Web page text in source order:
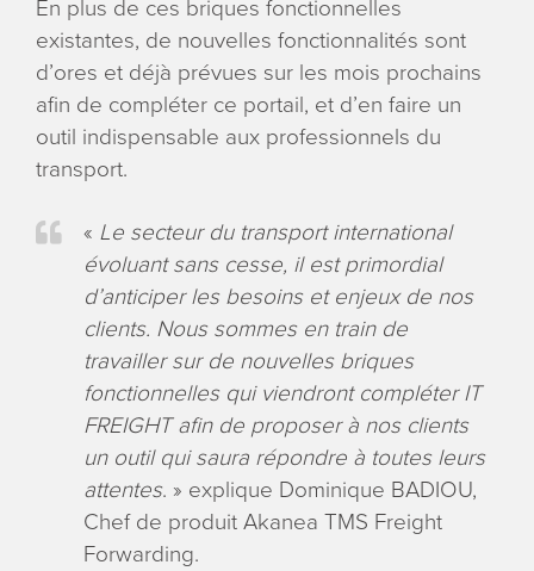
En plus de ces briques fonctionnelles
existantes, de nouvelles fonctionnalités sont
d’ores et déjà prévues sur les mois prochains
afin de compléter ce portail, et d’en faire un
outil indispensable aux professionnels du
transport.
« Le secteur du transport international
évoluant sans cesse, il est primordial
d’anticiper les besoins et enjeux de nos
clients. Nous sommes en train de
travailler sur de nouvelles briques
fonctionnelles qui viendront compléter IT
FREIGHT afin de proposer à nos clients
un outil qui saura répondre à toutes leurs
attentes. » explique Dominique BADIOU,
Chef de produit Akanea TMS Freight
Forwarding.